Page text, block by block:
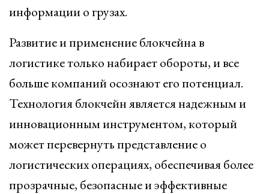
информации о грузах.
Развитие и применение блокчейна в
логистике только набирает обороты, и все
больше компаний осознают его потенциал.
Технология блокчейн является надежным и
инновационным инструментом, который
может перевернуть представление о
логистических операциях, обеспечивая более
прозрачные, безопасные и эффективные